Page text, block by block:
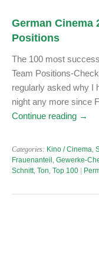
German Cinema
Positions
The 100 most
Team Positions-
regularly asked why I
night any more since
Continue reading →
Categories: Kino / Cinema,
Frauenanteil , Gewerke-
Schnitt, Ton, Top 100